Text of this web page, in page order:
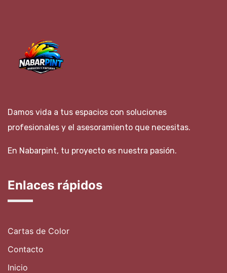
Damos vida a tus espacios con soluciones
profesionales y el asesoramiento que necesitas.
En Nabarpint, tu proyecto es nuestra pasión.
Enlaces rápidos
Cartas de Color
Contacto
Inicio